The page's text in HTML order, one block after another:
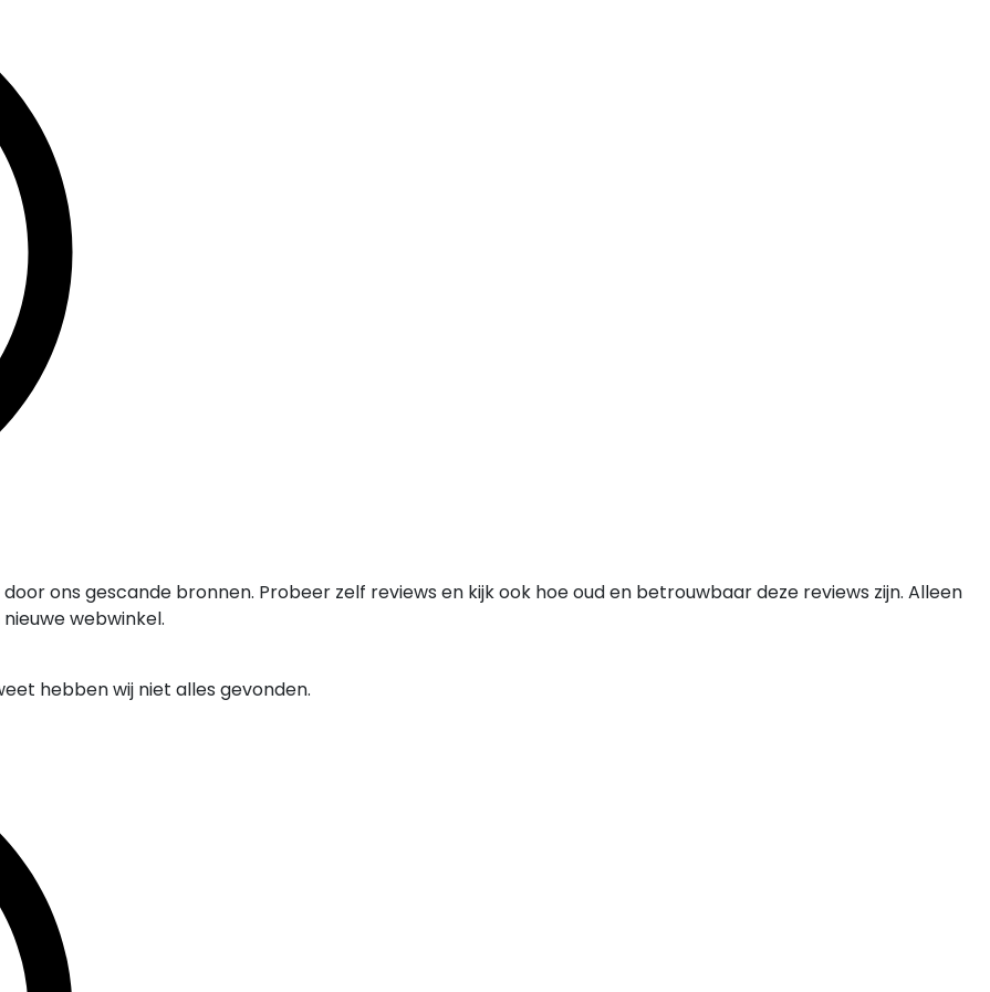
ons gescande bronnen. Probeer zelf reviews en kijk ook hoe oud en betrouwbaar deze reviews zijn. Alleen
webwinkel.
hebben wij niet alles gevonden.